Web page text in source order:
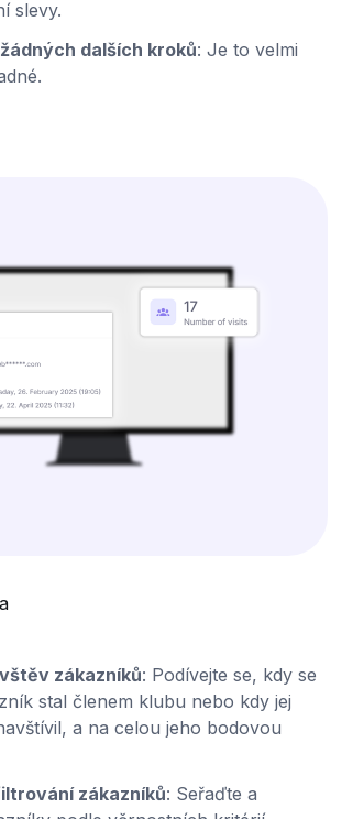
slevy.
dalších kroků: Je to velmi
zákazníků: Podívejte se, kdy se
stal členem klubu nebo kdy jej
a na celou jeho bodovou
zákazníků: Seřaďte a